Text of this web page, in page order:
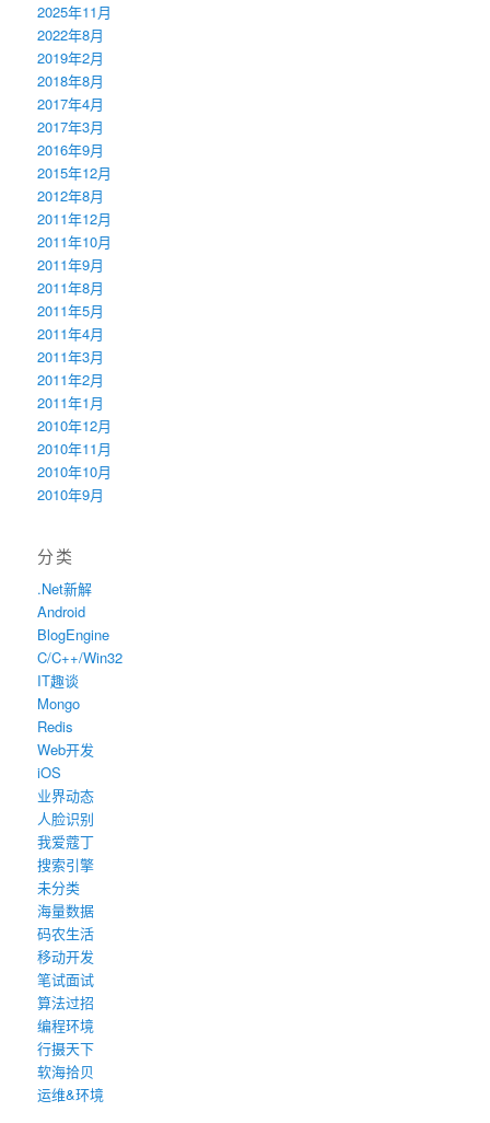
2025年11月
2022年8月
2019年2月
2018年8月
2017年4月
2017年3月
2016年9月
2015年12月
2012年8月
2011年12月
2011年10月
2011年9月
2011年8月
2011年5月
2011年4月
2011年3月
2011年2月
2011年1月
2010年12月
2010年11月
2010年10月
2010年9月
分类
.Net新解
Android
BlogEngine
C/C++/Win32
IT趣谈
Mongo
Redis
Web开发
iOS
业界动态
人脸识别
我爱蔻丁
搜索引擎
未分类
海量数据
码农生活
移动开发
笔试面试
算法过招
编程环境
行摄天下
软海拾贝
运维&环境